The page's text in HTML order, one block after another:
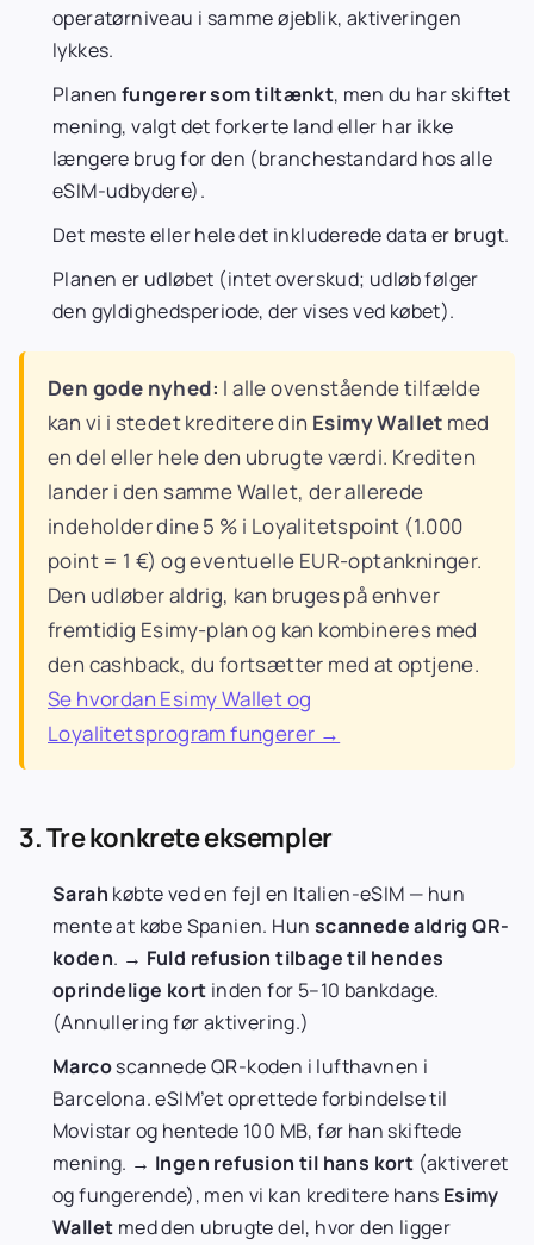
operatørniveau i samme øjeblik, aktiveringen
lykkes.
Planen fungerer som tiltænkt, men du har skiftet
mening, valgt det forkerte land eller har ikke
længere brug for den (branchestandard hos alle
eSIM-udbydere).
Det meste eller hele det inkluderede data er brugt.
Planen er udløbet (intet overskud; udløb følger
den gyldighedsperiode, der vises ved købet).
Den gode nyhed: I alle ovenstående tilfælde
kan vi i stedet kreditere din Esimy Wallet med
en del eller hele den ubrugte værdi. Krediten
lander i den samme Wallet, der allerede
indeholder dine 5 % i Loyalitetspoint (1.000
point = 1 €) og eventuelle EUR-optankninger.
Den udløber aldrig, kan bruges på enhver
fremtidig Esimy-plan og kan kombineres med
den cashback, du fortsætter med at optjene.
Se hvordan Esimy Wallet og
Loyalitetsprogram fungerer →
3. Tre konkrete eksempler
Sarah købte ved en fejl en Italien-eSIM — hun
mente at købe Spanien. Hun scannede aldrig QR-
koden. → Fuld refusion tilbage til hendes
oprindelige kort inden for 5–10 bankdage.
(Annullering før aktivering.)
Marcoscannede QR-koden i lufthavnen i
Barcelona. eSIM’et oprettede forbindelse til
Movistar og hentede 100 MB, før han skiftede
mening. → Ingen refusion til hans kort (aktiveret
og fungerende), men vi kan kreditere hans Esimy
Wallet med den ubrugte del, hvor den ligger